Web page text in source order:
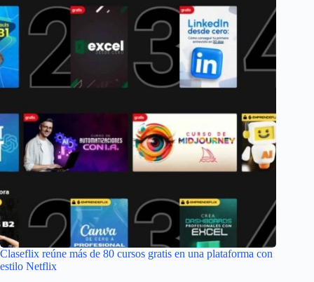
Claseflix reúne más de 80 cursos gratis en una plataforma con
estilo Netflix